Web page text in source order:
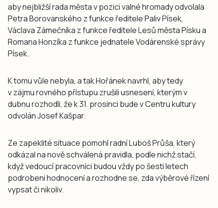
aby nejbližší rada města v pozici valné hromady odvolala
Petra Borovanského z funkce ředitele Paliv Písek,
Václava Zámečníka z funkce ředitele Lesů města Písku a
Romana Honzíka z funkce jednatele Vodárenské správy
Písek.
K tomu vůle nebyla, a tak Hořánek navrhl, aby tedy
v zájmu rovného přístupu zrušili usnesení, kterým v
dubnu rozhodli, že k 31. prosinci bude v Centru kultury
odvolán Josef Kašpar.
Ze zapeklité situace pomohl radní Luboš Průša, který
odkázal na nově schválená pravidla, podle nichž stačí,
když vedoucí pracovníci budou vždy po šesti letech
podrobeni hodnocení a rozhodne se, zda výběrové řízení
vypsat či nikoliv.